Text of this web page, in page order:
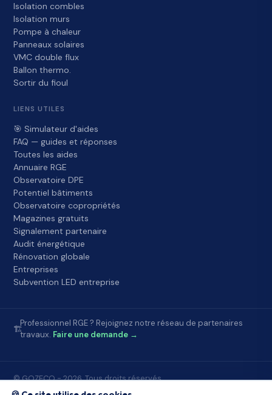
Isolation combles
Isolation murs
Pompe à chaleur
Panneaux solaires
VMC double flux
Ballon thermo.
Sortir du fioul
LIENS UTILES
🎯 Simulateur d'aides
FAQ — guides et réponses
Toutes les aides
Annuaire RGE
Observatoire DPE
Potentiel bâtiments
Observatoire copropriétés
Magazines gratuits
Signalement partenaire
Audit énergétique
Rénovation globale
Entreprises
Subvention LED entreprise
🏗️
Professionnel RGE ? Rejoignez notre réseau de partenaires
travaux. Faire une demande →
© GOZECO - 2026. Tous droits réservés.
Accueil FAQ À propos ContactMentions légales